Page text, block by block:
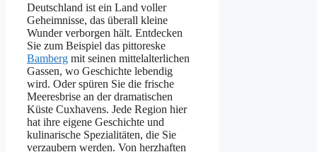
Deutschland ist ein Land voller
Geheimnisse, das überall kleine
Wunder verborgen hält. Entdecken
Sie zum Beispiel das pittoreske
Bamberg mit seinen mittelalterlichen
Gassen, wo Geschichte lebendig
wird. Oder spüren Sie die frische
Meeresbrise an der dramatischen
Küste Cuxhavens. Jede Region hier
hat ihre eigene Geschichte und
kulinarische Spezialitäten, die Sie
verzaubern werden. Von herzhaften